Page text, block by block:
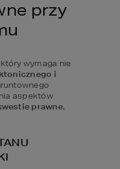
przy
wymaga nie
i
aspektów
prawne,